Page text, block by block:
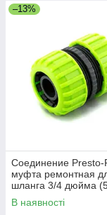
–13%
Соединение Presto-
муфта ремонтная
шланга 3/4 дюйма
В наявності